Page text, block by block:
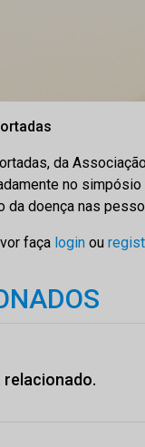
da
no
da doença nas
faça login ou
relacionado.